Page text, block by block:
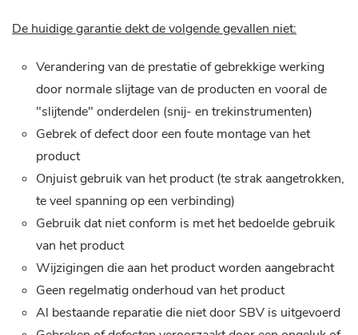
De huidige garantie dekt de volgende gevallen niet:
Verandering van de prestatie of gebrekkige werking
door normale slijtage van de producten en vooral de
"slijtende" onderdelen (snij- en trekinstrumenten)
Gebrek of defect door een foute montage van het
product
Onjuist gebruik van het product (te strak aangetrokken,
te veel spanning op een verbinding)
Gebruik dat niet conform is met het bedoelde gebruik
van het product
Wijzigingen die aan het product worden aangebracht
Geen regelmatig onderhoud van het product
Al bestaande reparatie die niet door SBV is uitgevoerd